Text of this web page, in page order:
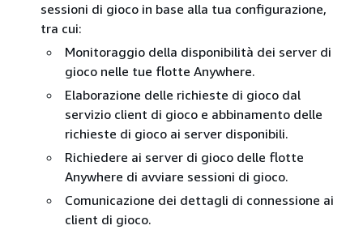
sessioni di gioco in base alla tua configurazione,
tra cui:
Monitoraggio della disponibilità dei server di
gioco nelle tue flotte Anywhere.
Elaborazione delle richieste di gioco dal
servizio client di gioco e abbinamento delle
richieste di gioco ai server disponibili.
Richiedere ai server di gioco delle flotte
Anywhere di avviare sessioni di gioco.
Comunicazione dei dettagli di connessione ai
client di gioco.